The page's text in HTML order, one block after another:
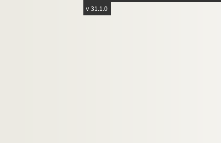
v 31.1.0